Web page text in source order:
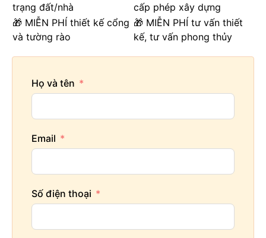
trạng đất/nhà
cấp phép xây dựng
🎁 MIỄN PHÍ thiết kế cổng
và tường rào
🎁 MIỄN PHÍ tư vấn thiết
kế, tư vấn phong thủy
Họ và tên
Email
Số điện thoại